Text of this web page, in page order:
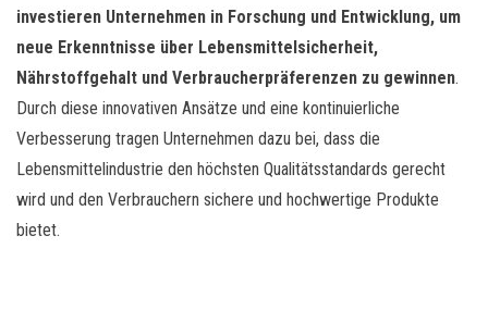
investieren Unternehmen in Forschung und Entwicklung, um
neue Erkenntnisse über Lebensmittelsicherheit,
Nährstoffgehalt und Verbraucherpräferenzen zu gewinnen.
Durch diese innovativen Ansätze und eine kontinuierliche
Verbesserung tragen Unternehmen dazu bei, dass die
Lebensmittelindustrie den höchsten Qualitätsstandards gerecht
wird und den Verbrauchern sichere und hochwertige Produkte
bietet.